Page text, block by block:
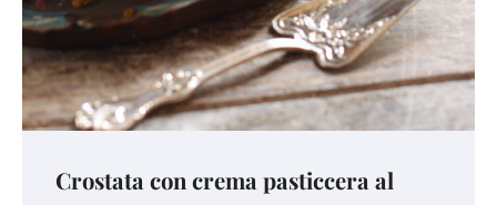
Crostata con crema pasticcera al